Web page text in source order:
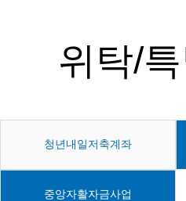
위탁/
청년내일저축계좌
중앙자활자금사업